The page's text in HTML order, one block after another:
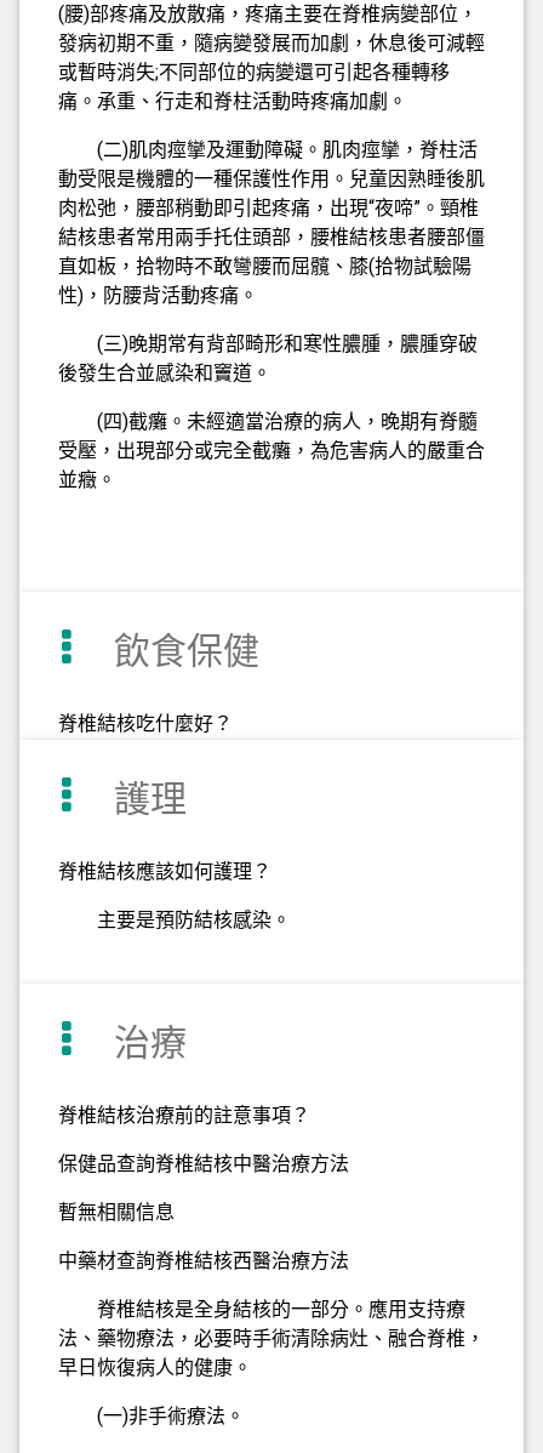
(腰)部疼痛及放散痛，疼痛主要在脊椎病變部位，
發病初期不重，隨病變發展而加劇，休息後可減輕
或暫時消失;不同部位的病變還可引起各種轉移
痛。承重、行走和脊柱活動時疼痛加劇。
(二)肌肉痙攣及運動障礙。肌肉痙攣，脊柱活
動受限是機體的一種保護性作用。兒童因熟睡後肌
肉松弛，腰部稍動即引起疼痛，出現“夜啼”。頸椎
結核患者常用兩手托住頭部，腰椎結核患者腰部僵
直如板，拾物時不敢彎腰而屈髖、膝(拾物試驗陽
性)，防腰背活動疼痛。
(三)晚期常有背部畸形和寒性膿腫，膿腫穿破
後發生合並感染和竇道。
(四)截癱。未經適當治療的病人，晚期有脊髓
受壓，出現部分或完全截癱，為危害病人的嚴重合
並癥。
飲食保健
脊椎結核吃什麼好？
護理
脊椎結核應該如何護理？
主要是預防結核感染。
治療
脊椎結核治療前的註意事項？
保健品查詢脊椎結核中醫治療方法
暫無相關信息
中藥材查詢脊椎結核西醫治療方法
脊椎結核是全身結核的一部分。應用支持療
法、藥物療法，必要時手術清除病灶、融合脊椎，
早日恢復病人的健康。
(一)非手術療法。